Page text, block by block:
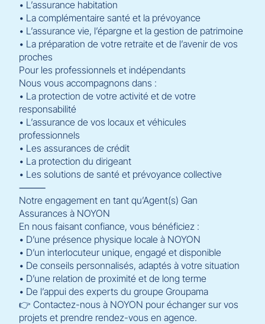
• L’assurance habitation
• La complémentaire santé et la prévoyance
• L’assurance vie, l’épargne et la gestion de patrimoine
• La préparation de votre retraite et de l’avenir de vos
proches
Pour les professionnels et indépendants
Nous vous accompagnons dans :
• La protection de votre activité et de votre
responsabilité
• L’assurance de vos locaux et véhicules
professionnels
• Les assurances de crédit
• La protection du dirigeant
• Les solutions de santé et prévoyance collective
⸻
Notre engagement en tant qu’Agent(s) Gan
Assurances à NOYON
En nous faisant confiance, vous bénéficiez :
• D’une présence physique locale à NOYON
• D’un interlocuteur unique, engagé et disponible
• De conseils personnalisés, adaptés à votre situation
• D’une relation de proximité et de long terme
• De l’appui des experts du groupe Groupama
👉 Contactez-nous à NOYON pour échanger sur vos
projets et prendre rendez-vous en agence.